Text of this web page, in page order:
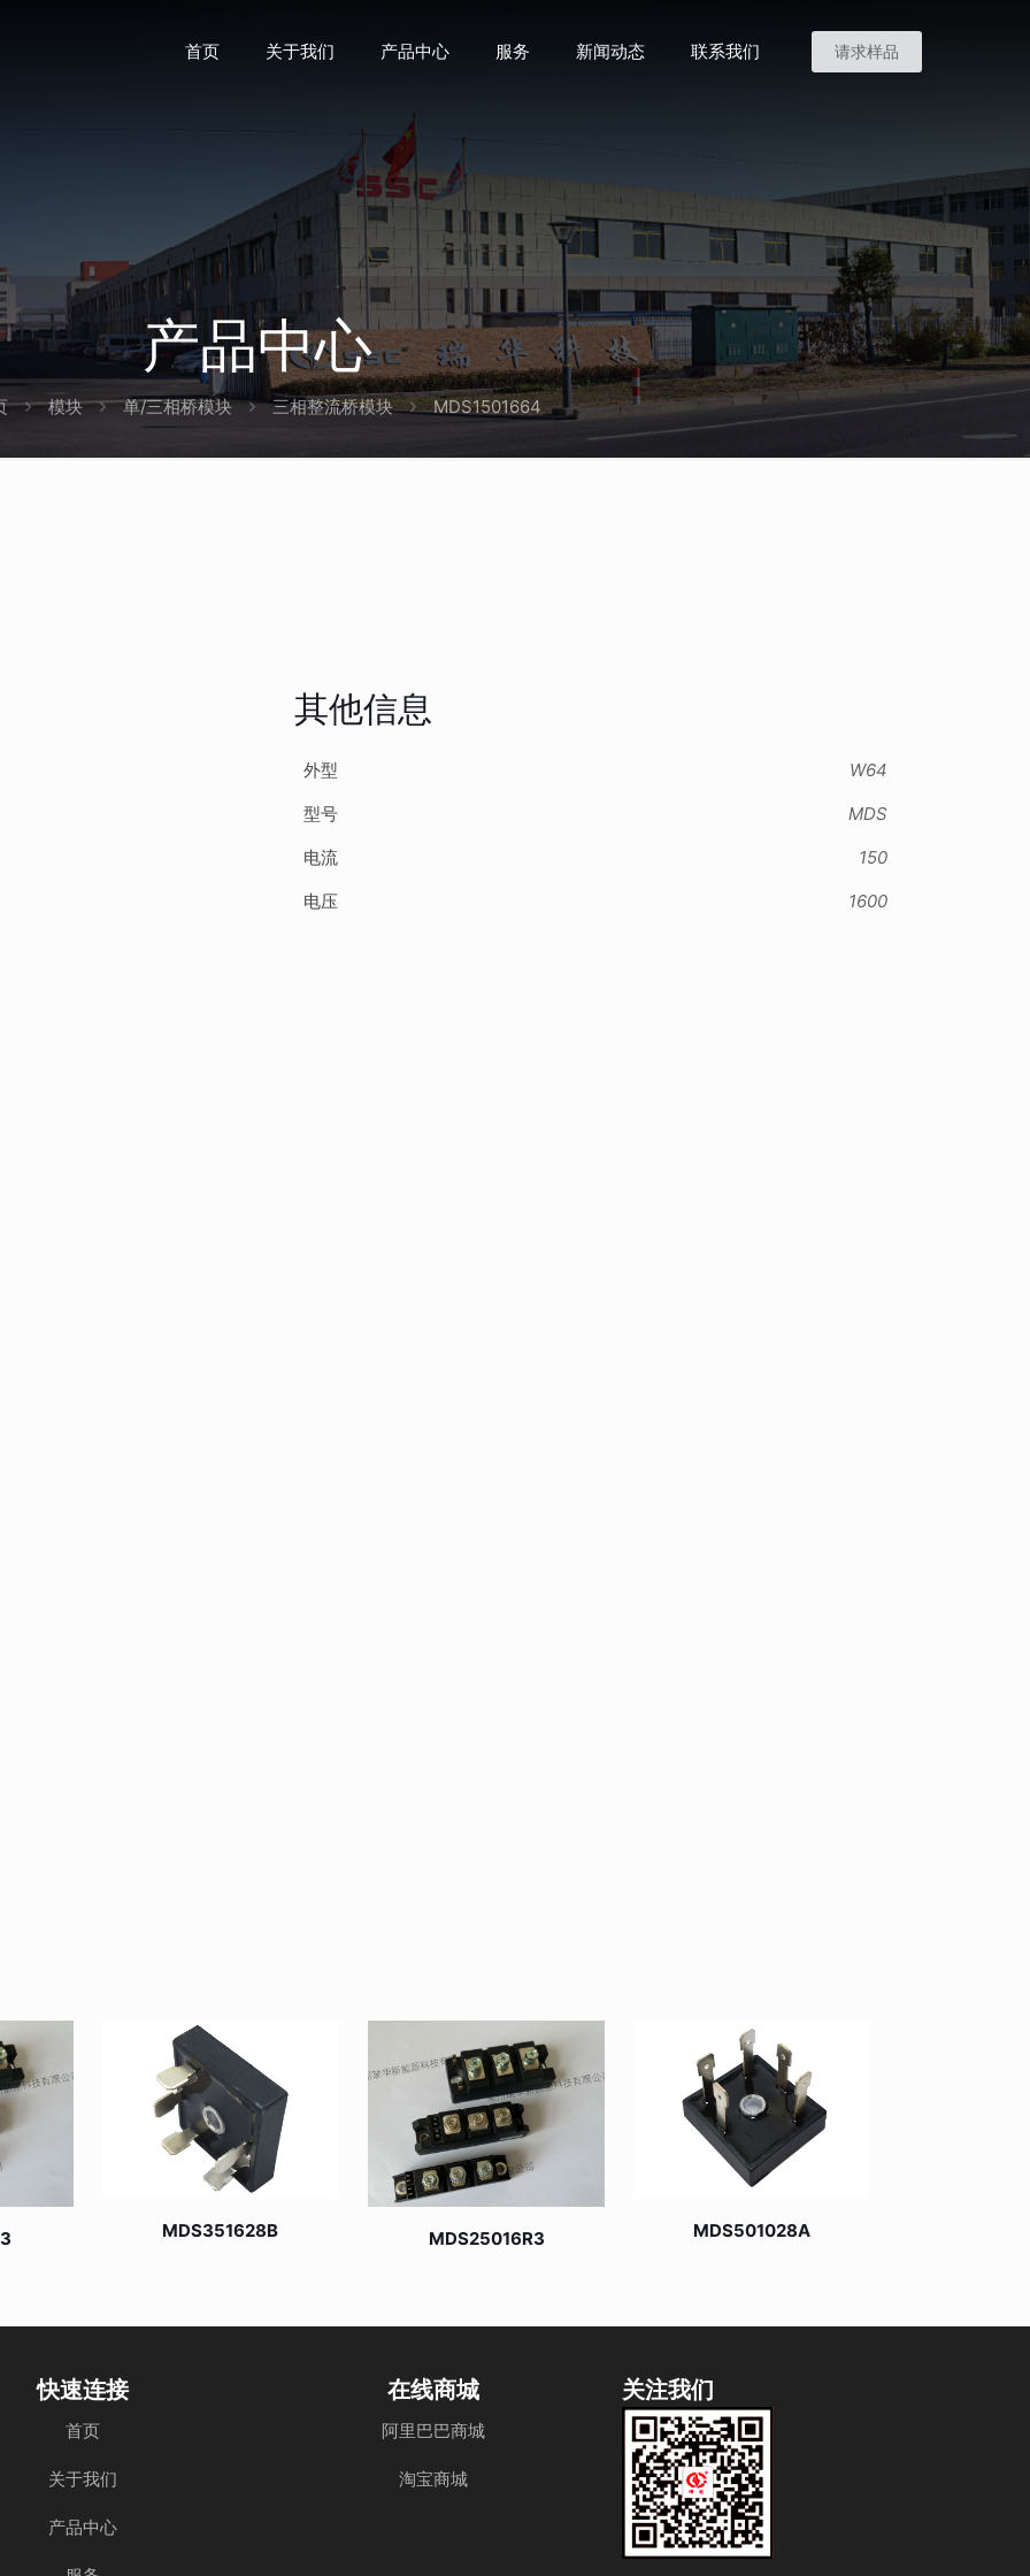
首页 关于我们 产品中心 服务 新闻动态 联系我们 请求样品
产品中心
模块 单/三相桥模块 三相整流桥模块 MDS1501664
其他信息
外型
W64
型号
MDS
电流
150
电压
1600
MDS351628B MDS25016R3 MDS501028A
快速连接
首页
关于我们
产品中心
在线商城
阿里巴巴商城
淘宝商城
关注我们